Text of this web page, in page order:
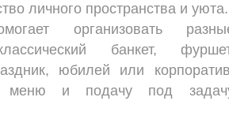
личного пространства и уюта.
организовать
банкет,
юбилей или
меню и подачу под